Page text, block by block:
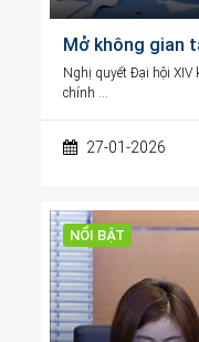
Mở không gian
Nghị quyết Đại hội XIV
chính …
27-01-2026
NỔI BẬT